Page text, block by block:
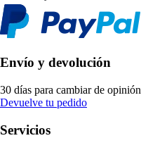
Envío y devolución
30 días para cambiar de opinión
Devuelve tu pedido
Servicios